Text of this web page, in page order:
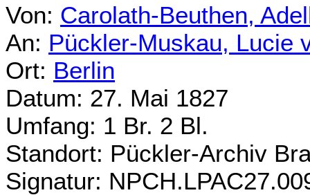
Von: Carolath-Beuthen,
An: Pückler-Muskau, Lucie
Ort: Berlin
Datum: 27. Mai 1827
Umfang: 1 Br. 2 Bl.
Standort: Pückler-Archiv
Signatur: